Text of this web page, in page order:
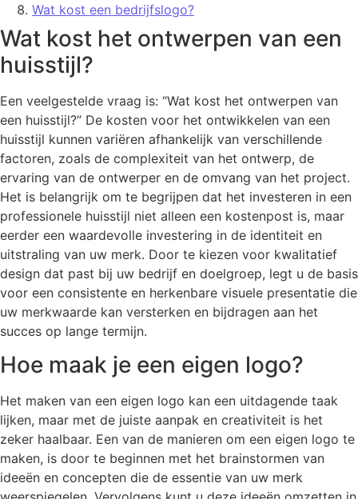
Wat kost een bedrijfslogo?
Wat kost het ontwerpen van een
huisstijl?
Een veelgestelde vraag is: “Wat kost het ontwerpen van
een huisstijl?” De kosten voor het ontwikkelen van een
huisstijl kunnen variëren afhankelijk van verschillende
factoren, zoals de complexiteit van het ontwerp, de
ervaring van de ontwerper en de omvang van het project.
Het is belangrijk om te begrijpen dat het investeren in een
professionele huisstijl niet alleen een kostenpost is, maar
eerder een waardevolle investering in de identiteit en
uitstraling van uw merk. Door te kiezen voor kwalitatief
design dat past bij uw bedrijf en doelgroep, legt u de basis
voor een consistente en herkenbare visuele presentatie die
uw merkwaarde kan versterken en bijdragen aan het
succes op lange termijn.
Hoe maak je een eigen logo?
Het maken van een eigen logo kan een uitdagende taak
lijken, maar met de juiste aanpak en creativiteit is het
zeker haalbaar. Een van de manieren om een eigen logo te
maken, is door te beginnen met het brainstormen van
ideeën en concepten die de essentie van uw merk